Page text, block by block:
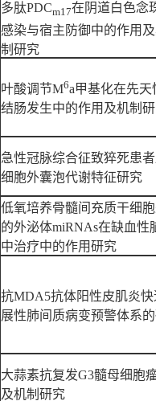
多肽PDCm17在阴道白色念珠
感染与宿主防御中的作用及
制研究
叶酸调节M6a甲基化在先天
结肠发生中的作用及机制研
急性冠脉综合征致猝死患者
细胞外囊泡代谢特征研究
低氧培养骨髓间充质干细胞
的外泌体miRNAs在缺血性
中治疗中的作用研究
抗MDA5抗体阳性皮肌炎快
展性肺间质病变预警体系的
大蒜素抗复发G3髓母细胞瘤
及机制研究